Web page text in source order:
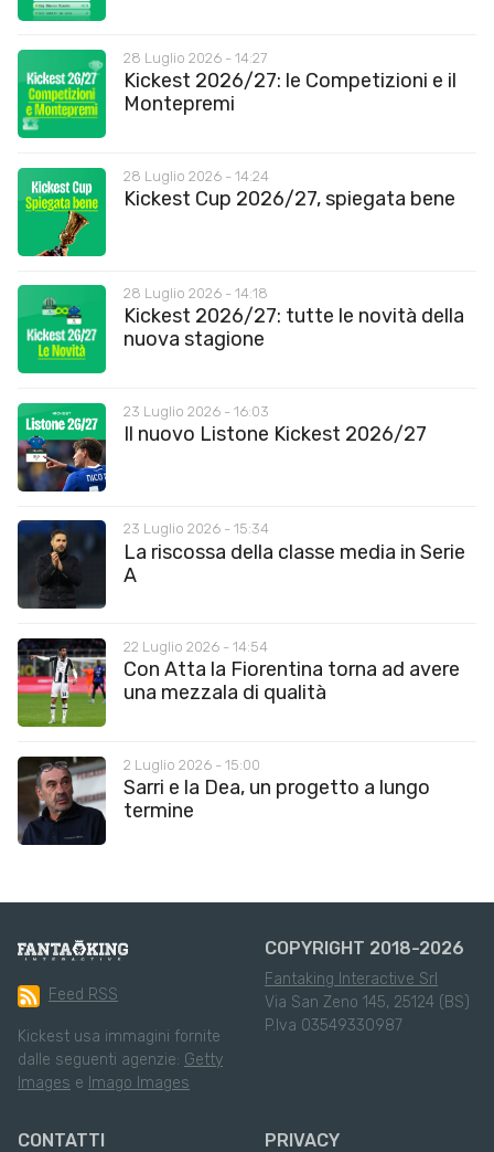
28 Luglio 2026 - 14:27
Kickest 2026/27: le Competizioni e il
Montepremi
28 Luglio 2026 - 14:24
Kickest Cup 2026/27, spiegata bene
28 Luglio 2026 - 14:18
Kickest 2026/27: tutte le novità della
nuova stagione
23 Luglio 2026 - 16:03
Il nuovo Listone Kickest 2026/27
23 Luglio 2026 - 15:34
La riscossa della classe media in Serie
A
22 Luglio 2026 - 14:54
Con Atta la Fiorentina torna ad avere
una mezzala di qualità
2 Luglio 2026 - 15:00
Sarri e la Dea, un progetto a lungo
termine
Feed RSS
Kickest usa immagini fornite
dalle seguenti agenzie: Getty
Images e Imago Images
COPYRIGHT 2018-2026
Fantaking Interactive Srl
Via San Zeno 145, 25124 (BS)
P.Iva 03549330987
CONTATTI PRIVACY